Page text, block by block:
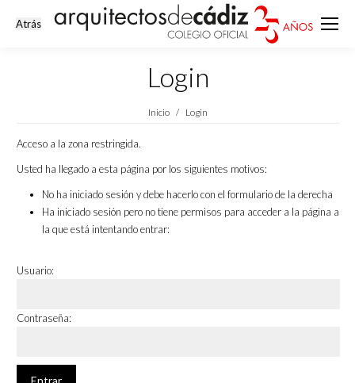
Login
Estás aquí:
Inicio Login
Acceso a la zona restringida.
Usted ha llegado a esta página por los siguientes motivos:
No ha iniciado sesión y debe hacerlo con el formulario de la derecha
Ha iniciado sesión pero no tiene permisos para acceder a la página a
la que está intentando entrar:
Usuario:
Contraseña: